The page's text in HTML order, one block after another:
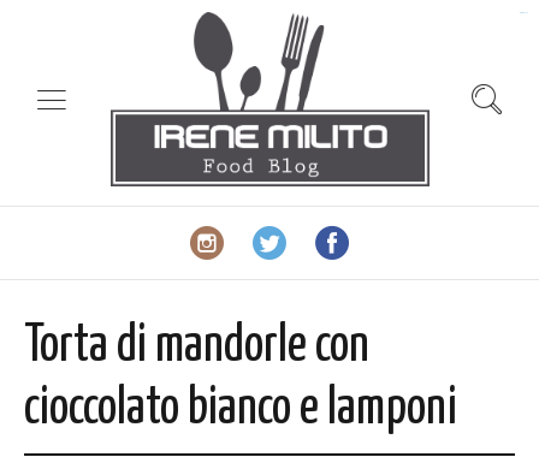
Torta di mandorle con
cioccolato bianco e lamponi